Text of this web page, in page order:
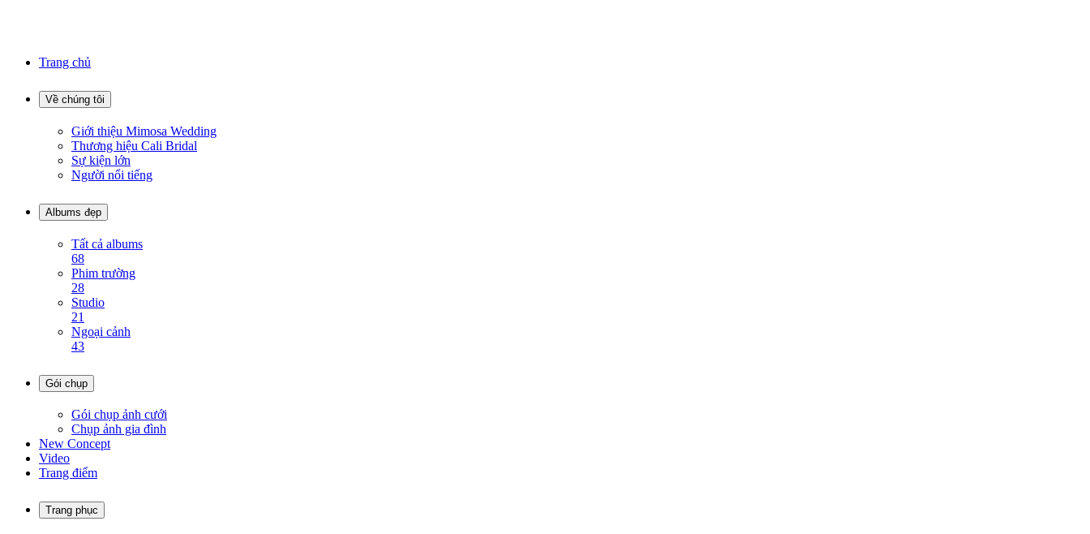
Trang chủ
Về chúng tôi
Giới thiệu Mimosa Wedding
Thương hiệu Cali Bridal
Sự kiện lớn
Người nổi tiếng
Albums đẹp
Tất cả albums
68
Phim trường
28
Studio
21
Ngoại cảnh
43
Gói chụp
Gói chụp ảnh cưới
Chụp ảnh gia đình
New Concept
Video
Trang điểm
Trang phục